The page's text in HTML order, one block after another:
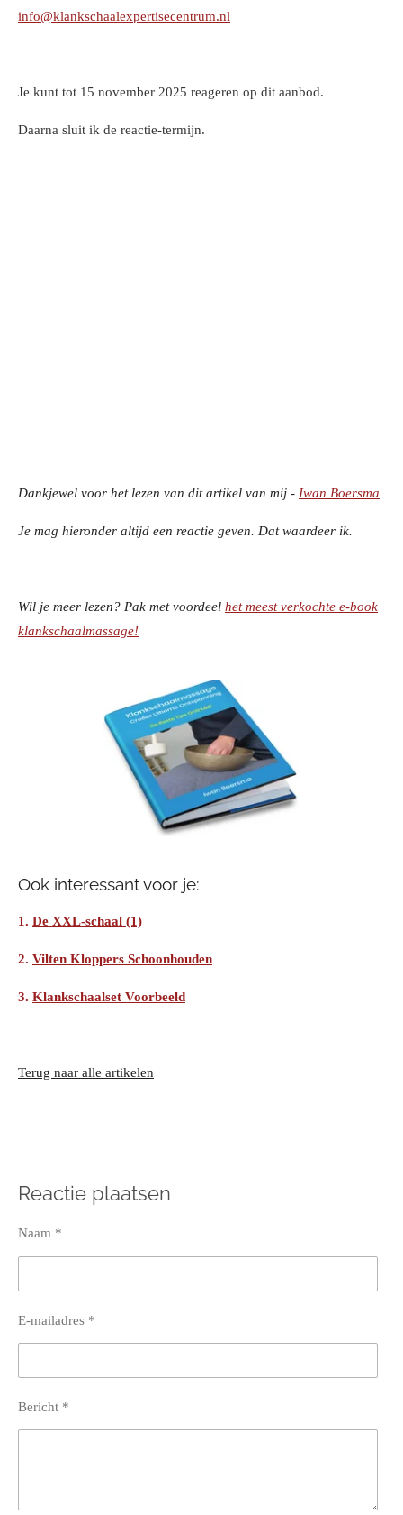
info@klankschaalexpertisecentrum.nl
Je kunt tot 15 november 2025 reageren op dit aanbod.
Daarna sluit ik de reactie-termijn.
Dankjewel voor het lezen van dit artikel van mij - Iwan Boersma
Je mag hieronder altijd een reactie geven. Dat waardeer ik.
Wil je meer lezen? Pak met voordeel het meest verkochte e-book
klankschaalmassage!
Ook interessant voor je:
1. De XXL-schaal (1)
2. Vilten Kloppers Schoonhouden
3. Klankschaalset Voorbeeld
Terug naar alle artikelen
Reactie plaatsen
Naam *
E-mailadres *
Bericht *